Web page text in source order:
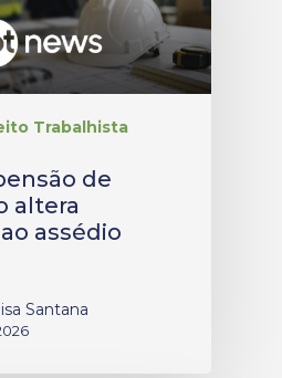
Trabalhista
de
altera
assédio
Santana